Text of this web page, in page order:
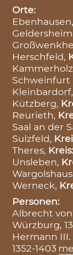
Orte:
Herschfeld,
Schweinfurt
Kützberg,
Reurieth,
Saal an der
Sulzfeld,
Theres,
Unsleben,
Werneck,
Personen:
Albrecht
Würzburg,
Hermann
1352-1403